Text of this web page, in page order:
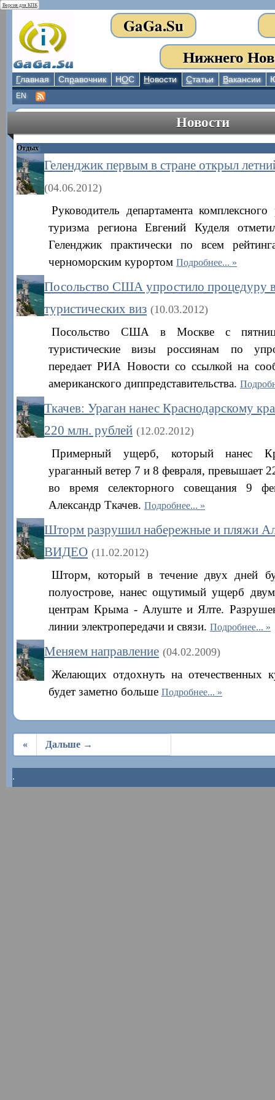
Версия для КПК
GaGa.Su
Нижнего
Главная Справочник НОС Новости Статьи Вакансии
EN
Новости
Отдых
Геленджик первым в стране открыл
(04.06.2012)
Руководитель департамента
туризма региона Евгений Куделя
Геленджик практически по всем
черноморским курортом Подробнее...
Посольство США упростило процедуру
туристических виз (10.03.2012)
Посольство США в Москве с
туристические визы россиянам по
передает РИА Новости со ссылкой на
американского диппредставительства.
Ткачев: Ураган нанес Краснодарскому
220 млн. рублей (12.02.2012)
Примерный ущерб, который нанес
ураганный ветер 7 и 8 февраля, превышает
во время селекторного совещания 9
Александр Ткачев. Подробнее...
Шторм разрушил набережные и пляжи
ВИДЕО (11.02.2012)
Шторм, который в течение двух дней
полуострове, нанес ощутимый ущерб
центрам Крыма - Алуште и Ялте.
линии электропередачи и связи. Подробнее...
Меняем направление (04.02.2009)
Желающих отдохнуть на отечественных
будет заметно больше Подробнее...
« Дальше →
.